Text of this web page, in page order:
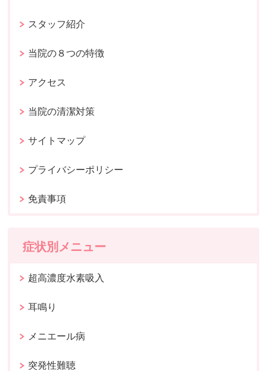
スタッフ紹介
当院の８つの特徴
アクセス
当院の清潔対策
サイトマップ
プライバシーポリシー
免責事項
症状別メニュー
超高濃度水素吸入
耳鳴り
メニエール病
突発性難聴